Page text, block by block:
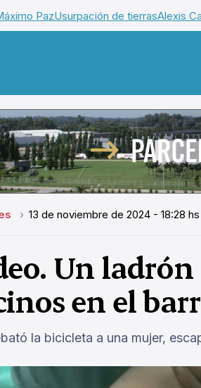
PazUsurpación de tierrasAlexis
13 de noviembre de 2024 - 18:28 hs
Un
en el
la bicicleta a una mujer,